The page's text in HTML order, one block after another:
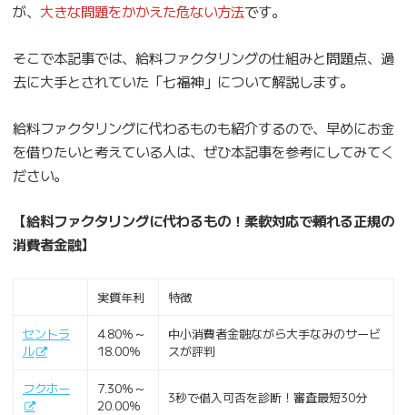
が、 大きな問題をかかえた危ない方法です。
そこで本記事では、給料ファクタリングの仕組みと問題点、過
去に大手とされていた「七福神」について解説します。
給料ファクタリングに代わるものも紹介するので、早めにお金
を借りたいと考えている人は、ぜひ本記事を参考にしてみてく
ださい。
【給料ファクタリングに代わるもの！柔軟対応で頼れる正規の
消費者金融】
実質年利 特徴
セントラ
ル
4.80％～
18.00％
中小消費者金融ながら大手なみのサービ
スが評判
フクホー
7.30％～
20.00％
3秒で借入可否を診断！審査最短30分